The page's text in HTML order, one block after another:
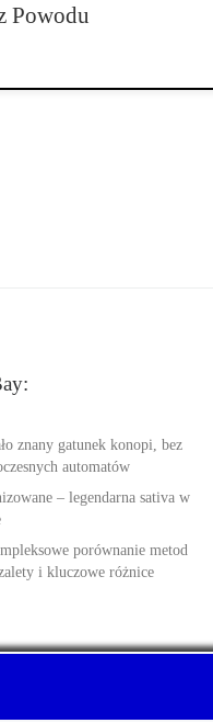
Powodu
znany gatunek konopi, bez
automatów
– legendarna sativa w
porównanie metod
i kluczowe różnice